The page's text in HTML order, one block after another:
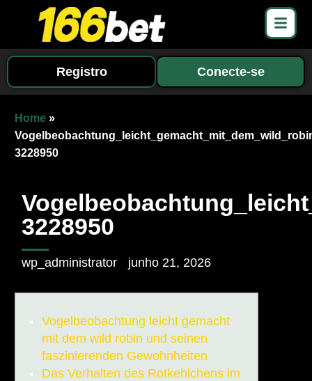
Registro Conecte-se
Home »
3228950
3228950
wp_administrator junho 21, 2026
Vogelbeobachtung leicht gemacht
mit dem wild robin und seinen
faszinierenden Gewohnheiten
Das Verhalten des Rotkehlchens im